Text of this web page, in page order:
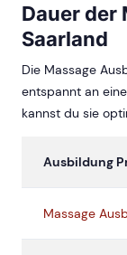
Dauer der
Saarland
Die Massage
entspannt an
kannst du sie
Ausbildung
Massage